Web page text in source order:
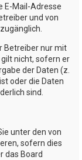
E-Mail-Adresse
und von
Betreiber nur mit
nicht, sofern er
der Daten (z.
oder die Daten
sind.
unter den von
sofern dies
das Board